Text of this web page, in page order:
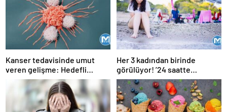
Kanser tedavisinde umut
veren gelişme: Hedefli
kemoterapi hapı
Her 3 kadından birinde
görülüyor! ’24 saatte
geçmiyorsa doktora
başvurulmalı’